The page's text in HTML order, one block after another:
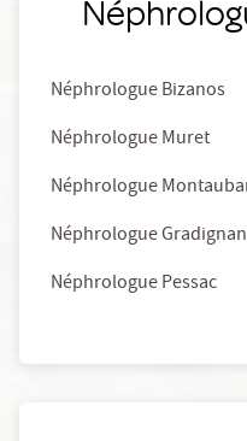
Néphrologue Bizanos
Néphrologue Muret
Néphrologue
Néphrologue Gradignan
Néphrologue Pessac